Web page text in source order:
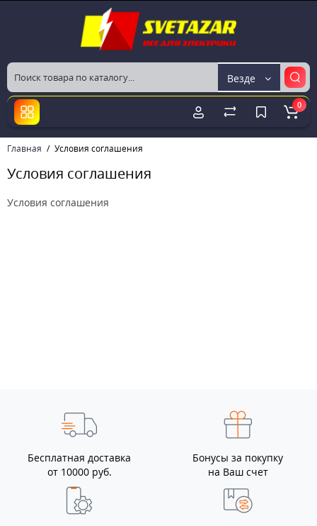
Везде
0
Главная Условия соглашения
Условия соглашения
Условия соглашения
Бесплатная доставка
от 10000 руб.
Бонусы за покупку
на Ваш счет